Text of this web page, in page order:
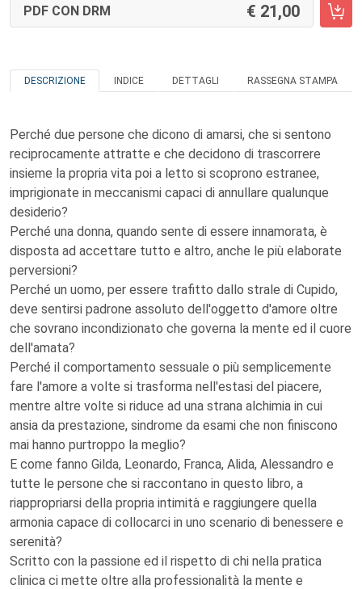
PDF CON DRM 21,00
DESCRIZIONE INDICE DETTAGLI RASSEGNA STAMPA
Perché due persone che dicono di amarsi, che si sentono
reciprocamente attratte e che decidono di trascorrere
insieme la propria vita poi a letto si scoprono estranee,
imprigionate in meccanismi capaci di annullare qualunque
desiderio?
Perché una donna, quando sente di essere innamorata, è
disposta ad accettare tutto e altro, anche le più elaborate
perversioni?
Perché un uomo, per essere trafitto dallo strale di Cupido,
deve sentirsi padrone assoluto dell'oggetto d'amore oltre
che sovrano incondizionato che governa la mente ed il cuore
dell'amata?
Perché il comportamento sessuale o più semplicemente
fare l'amore a volte si trasforma nell'estasi del piacere,
mentre altre volte si riduce ad una strana alchimia in cui
ansia da prestazione, sindrome da esami che non finiscono
mai hanno purtroppo la meglio?
E come fanno Gilda, Leonardo, Franca, Alida, Alessandro e
tutte le persone che si raccontano in questo libro, a
riappropriarsi della propria intimità e raggiungere quella
armonia capace di collocarci in uno scenario di benessere e
serenità?
Scritto con la passione ed il rispetto di chi nella pratica
clinica ci mette oltre alla professionalità la mente e